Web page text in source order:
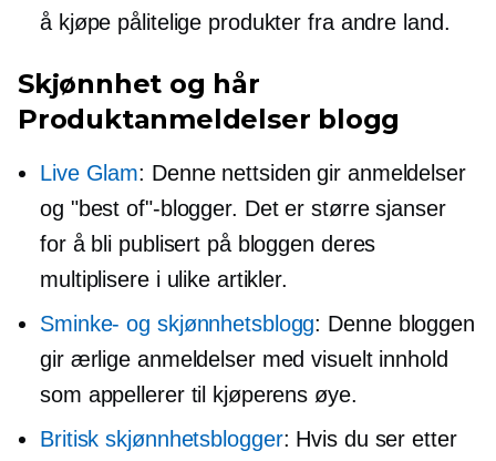
å kjøpe pålitelige produkter fra andre land.
Skjønnhet og hår
Produktanmeldelser blogg
Live Glam: Denne nettsiden gir anmeldelser
og "best of"-blogger. Det er større sjanser
for å bli publisert på bloggen deres
multiplisere i ulike artikler.
Sminke- og skjønnhetsblogg: Denne bloggen
gir ærlige anmeldelser med visuelt innhold
som appellerer til kjøperens øye.
Britisk skjønnhetsblogger: Hvis du ser etter